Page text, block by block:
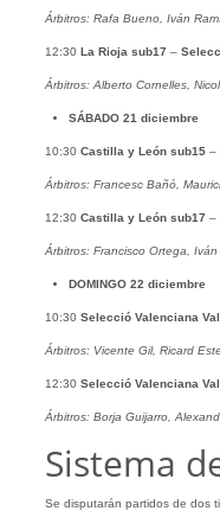
Árbitros: Rafa Bueno, Iván
12:30 La Rioja sub17 –
Árbitros: Alberto Cornelles,
SÁBADO 21 diciembre
10:30 Castilla y León sub15–
Árbitros: Francesc Bañó,
12:30 Castilla y León sub17 –
Árbitros: Francisco Ortega,
DOMINGO 22 diciembre
10:30 Selecció Valenciana
Árbitros: Vicente Gil, Ricard
12:30 Selecció Valenciana
Árbitros: Borja Guijarro,
Sistema
Se disputarán partidos de dos